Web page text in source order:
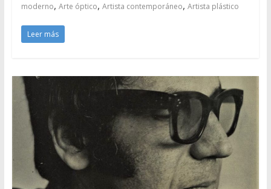
moderno, Arte óptico, Artista contemporáneo, Artista plástico
Leer más